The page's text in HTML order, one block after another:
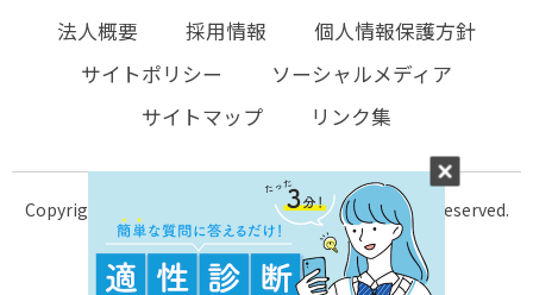
法人概要 採用情報
個人情報保護方針
サイトポリシー
ソーシャルメディア
サイトマップ
リンク集
Copyright © 2004-2026 KTC-school.com All Rights Reserved.